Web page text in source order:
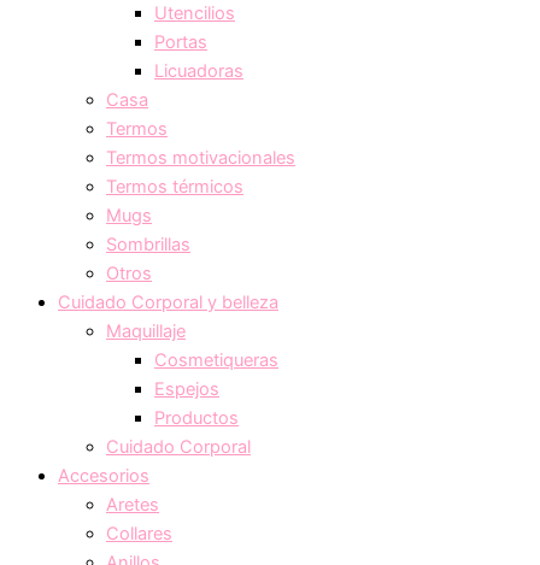
Utencilios
Portas
Licuadoras
Casa
Termos
Termos motivacionales
Termos térmicos
Mugs
Sombrillas
Otros
Cuidado Corporal y belleza
Maquillaje
Cosmetiqueras
Espejos
Productos
Cuidado Corporal
Accesorios
Aretes
Collares